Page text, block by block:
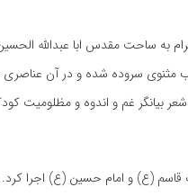
ساحت مقدس ابا عبدالله
مثنوی سروده شده و در آن
بیانگر غم و اندوه و مظلومیت
(ع) و امام حسین (ع) اجرا